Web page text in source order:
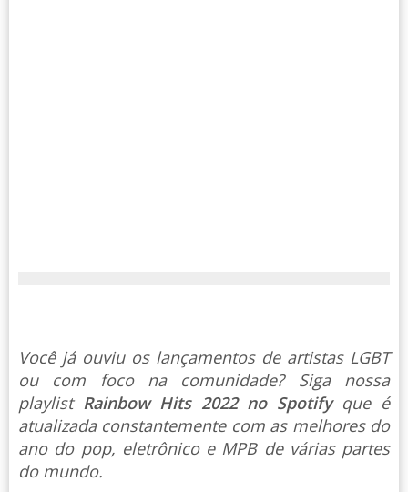
Você já ouviu os lançamentos de artistas LGBT
ou com foco na comunidade? Siga nossa
playlist Rainbow Hits 2022 no Spotify que é
atualizada constantemente com as melhores do
ano do pop, eletrônico e MPB de várias partes
do mundo.